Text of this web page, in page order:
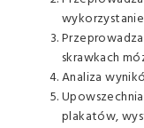
skrawkach
Analiza
plakatów,